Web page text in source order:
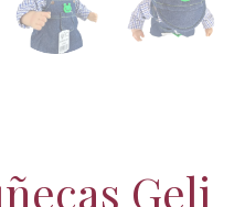
Geli